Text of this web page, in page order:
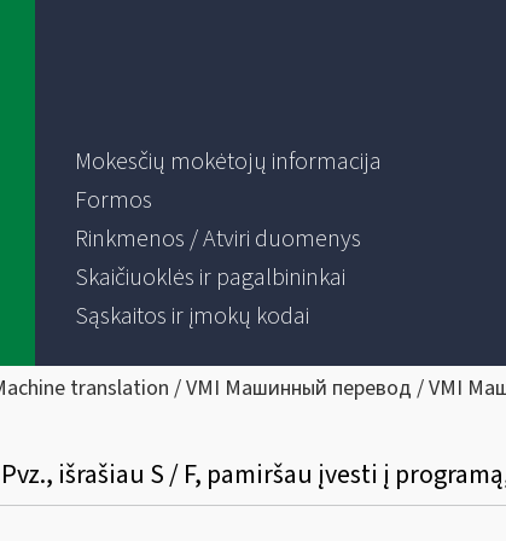
Mokesčių mokėtojų informacija
Formos
Rinkmenos / Atviri duomenys
Skaičiuoklės ir pagalbininkai
Sąskaitos ir įmokų kodai
translation / VMI Машинный перевод / VMI